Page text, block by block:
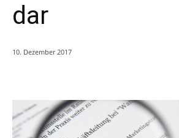
dar
10. Dezember 2017